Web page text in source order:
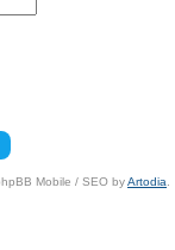
Mobile / SEO byArtodia